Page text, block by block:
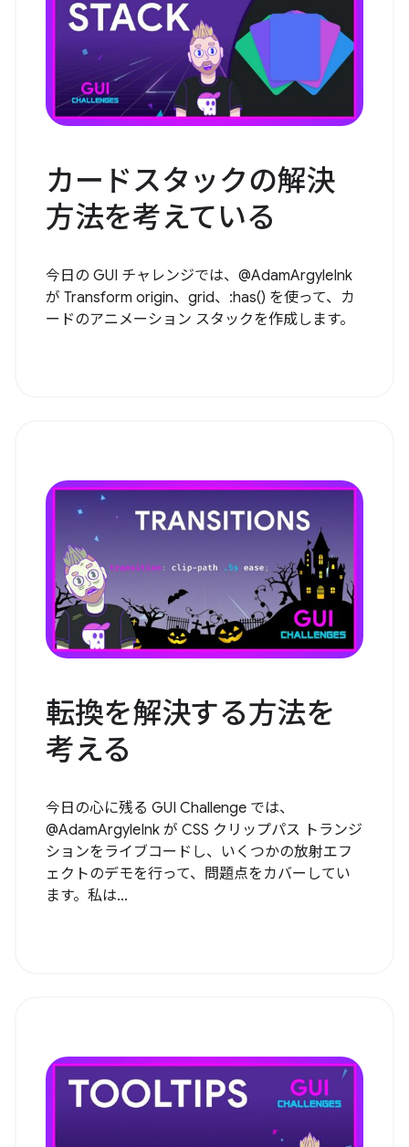
カードスタックの解決
方法を考えている
今日の GUI チャレンジでは、@AdamArgyleInk
が Transform origin、grid、:has() を使って、カ
ードのアニメーション スタックを作成します。
転換を解決する方法を
考える
今日の心に残る GUI Challenge では、
@AdamArgyleInk が CSS クリップパス トランジ
ションをライブコードし、いくつかの放射エフ
ェクトのデモを行って、問題点をカバーしてい
ます。私は...